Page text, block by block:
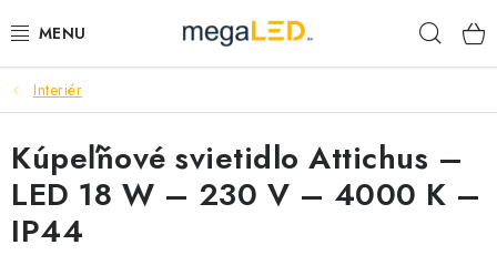
na
PRIEMYSEL
SVIETIDLÁ
ŽIAROVKY A TRUBICE
Interiér
Kúpeľňové svietidlo Attichus –
LED 18 W – 230 V – 4000 K –
IP44